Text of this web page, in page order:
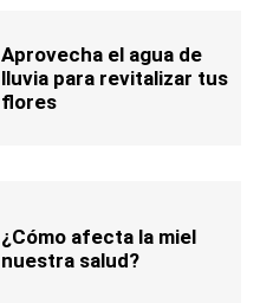
Aprovecha el agua de
lluvia para revitalizar tus
flores
¿Cómo afecta la miel
nuestra salud?